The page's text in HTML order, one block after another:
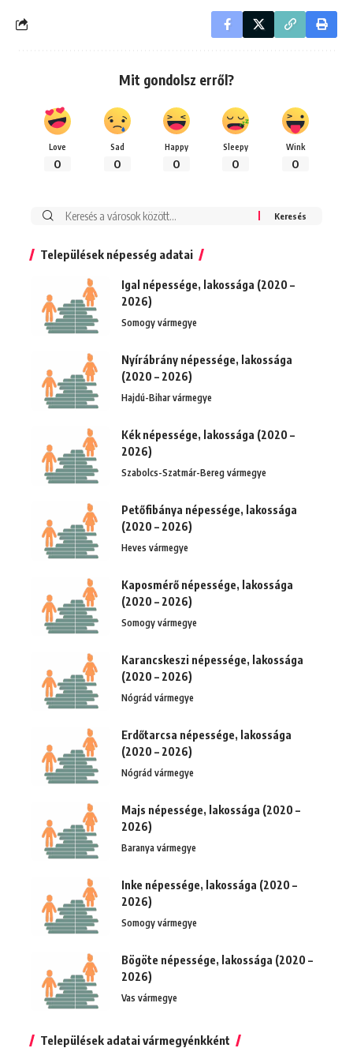
Mit gondolsz erről?
Love
0
Sad
0
Happy
0
Sleepy
0
Wink
0
Keresés:
Települések népesség adatai
Igal népessége, lakossága (2020 –
2026)
Somogy vármegye
Nyírábrány népessége, lakossága
(2020 – 2026)
Hajdú-Bihar vármegye
Kék népessége, lakossága (2020 –
2026)
Szabolcs-Szatmár-Bereg vármegye
Petőfibánya népessége, lakossága
(2020 – 2026)
Heves vármegye
Kaposmérő népessége, lakossága
(2020 – 2026)
Somogy vármegye
Karancskeszi népessége, lakossága
(2020 – 2026)
Nógrád vármegye
Erdőtarcsa népessége, lakossága
(2020 – 2026)
Nógrád vármegye
Majs népessége, lakossága (2020 –
2026)
Baranya vármegye
Inke népessége, lakossága (2020 –
2026)
Somogy vármegye
Bögöte népessége, lakossága (2020 –
2026)
Vas vármegye
Települések adatai vármegyénkként